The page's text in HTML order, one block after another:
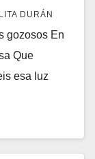
DURÁN
gozosos En
Que
esa luz